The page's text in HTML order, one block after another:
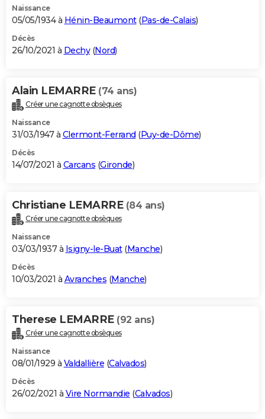
Naissance
05/05/1934 à Hénin-Beaumont(Pas-de-Calais)
Décès
26/10/2021 à Dechy(Nord)
Alain LEMARRE (74 ans)
Créer une cagnotte obsèques
Naissance
31/03/1947 à Clermont-Ferrand (Puy-de-Dôme)
Décès
14/07/2021 à Carcans (Gironde)
Christiane LEMARRE (84 ans)
Créer une cagnotte obsèques
Naissance
03/03/1937 à Isigny-le-Buat(Manche)
Décès
10/03/2021 à Avranches (Manche)
Therese LEMARRE (92 ans)
Créer une cagnotte obsèques
Naissance
08/01/1929 à Valdallière (Calvados)
Décès
26/02/2021 à Vire Normandie (Calvados)